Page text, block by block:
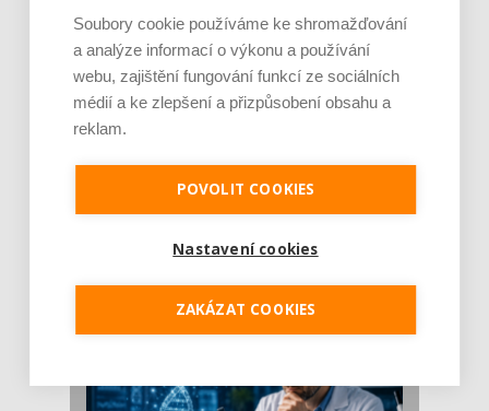
Je jen pro sportovce, přiberu po něm a ve
stravě ho mám dostatek. Znáte nejčastějš [...]
Pojem protein již nějakou dobu rezonuje
se o ně...
Soubory cookie používáme ke shromažďování
a analýze informací o výkonu a používání
webu, zajištění fungování funkcí ze sociálních
médií a ke zlepšení a přizpůsobení obsahu a
reklam.
POVOLIT COOKIES
Nastavení cookies
ZAKÁZAT COOKIES